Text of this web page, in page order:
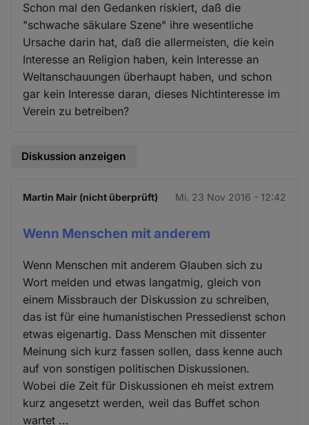
Schon mal den Gedanken riskiert, daß die
"schwache säkulare Szene" ihre wesentliche
Ursache darin hat, daß die allermeisten, die kein
Interesse an Religion haben, kein Interesse an
Weltanschauungen überhaupt haben, und schon
gar kein Interesse daran, dieses Nichtinteresse im
Verein zu betreiben?
Diskussion anzeigen
Martin Mair (nicht überprüft) Mi. 23 Nov 2016 - 12:42
Wenn Menschen mit anderem
Wenn Menschen mit anderem Glauben sich zu
Wort melden und etwas langatmig, gleich von
einem Missbrauch der Diskussion zu schreiben,
das ist für eine humanistischen Pressedienst schon
etwas eigenartig. Dass Menschen mit dissenter
Meinung sich kurz fassen sollen, dass kenne auch
auf von sonstigen politischen Diskussionen.
Wobei die Zeit für Diskussionen eh meist extrem
kurz angesetzt werden, weil das Buffet schon
wartet ...